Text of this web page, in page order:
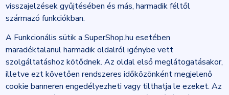
visszajelzések gyűjtésében és más, harmadik féltől
származó funkciókban.
A Funkcionális sütik a SuperShop.hu esetében
maradéktalanul harmadik oldalról igénybe vett
szolgáltatáshoz kötődnek. Az oldal első meglátogatásakor,
illetve ezt követően rendszeres időközönként megjelenő
cookie banneren engedélyezheti vagy tilthatja le ezeket. Az